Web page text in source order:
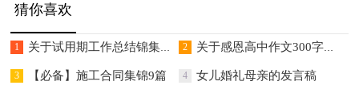
猜你喜欢
1 关于试用期工作总结锦集七篇 2 关于感恩高中作文300字集锦八篇
3 【必备】施工合同集锦9篇 4 女儿婚礼母亲的发言稿